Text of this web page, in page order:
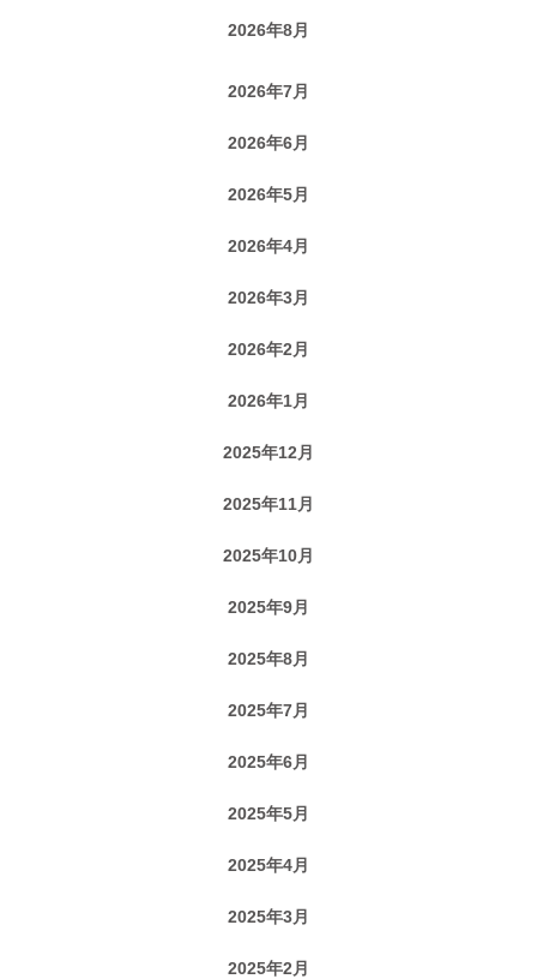
2026年8月
2026年7月
2026年6月
2026年5月
2026年4月
2026年3月
2026年2月
2026年1月
2025年12月
2025年11月
2025年10月
2025年9月
2025年8月
2025年7月
2025年6月
2025年5月
2025年4月
2025年3月
2025年2月